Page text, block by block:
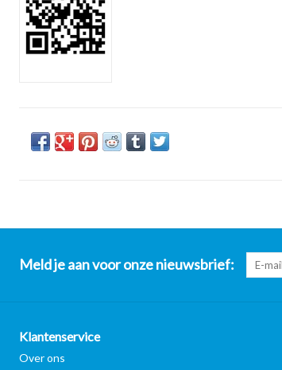
Meld je aan voor onze nieuwsbrief:
Klantenservice
Over ons